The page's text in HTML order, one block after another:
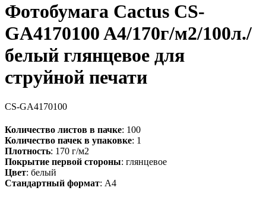
Фотобумага Cactus CS-
GA4170100 A4/170г/м2/100л./
белый глянцевое для
струйной печати
CS-GA4170100
Количество листов в пачке: 100
Количество пачек в упаковке: 1
Плотность: 170 г/м2
Покрытие первой стороны: глянцевое
Цвет: белый
Стандартный формат: A4